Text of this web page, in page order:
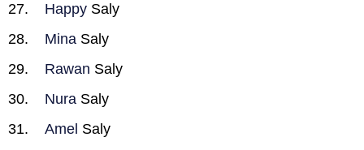
Happy Saly
Mina Saly
Rawan Saly
Nura Saly
Amel Saly